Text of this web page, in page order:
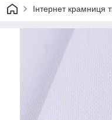
Інтернет крамниця